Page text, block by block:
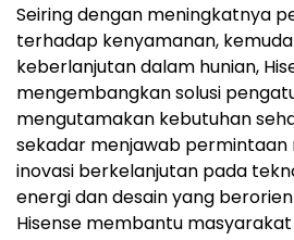
Seiring dengan meningkatnya
terhadap kenyamanan,
keberlanjutan dalam hunian,
mengembangkan solusi
mengutamakan kebutuhan
sekadar menjawab permintaan
inovasi berkelanjutan pada
energi dan desain yang
Hisense membantu